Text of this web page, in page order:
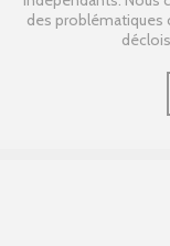
des problématiques